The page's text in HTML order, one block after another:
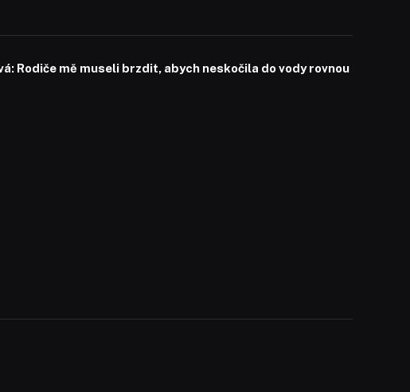
Rodiče mě museli brzdit, abych neskočila do vody rovnou